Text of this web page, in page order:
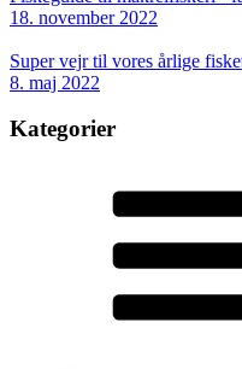
18. november 2022
Super vejr til vores årlige
8. maj 2022
Kategorier